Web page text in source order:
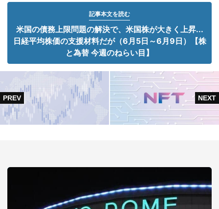
記事本文を読む
米国の債務上限問題の解決で、米国株が大きく上昇...
日経平均株価の支援材料だが（6月5日～6月9日）【株
と為替 今週のねらい目】